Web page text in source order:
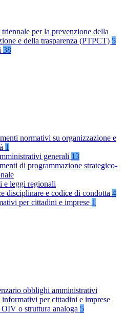
triennale per la prevenzione della
e della trasparenza (PTPCT) 5
38
normativi su organizzazione e
1
generali 13
di programmazione strategico-
e leggi regionali
disciplinare e codice di condotta 4
per cittadini e imprese 1
obblighi amministrativi
informativi per cittadini e imprese
o struttura analoga 5